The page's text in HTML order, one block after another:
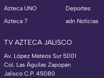
Azteca UNO
Azteca 7
Deportes
adn Noticias
TV AZTECA JALISCO
Av. López Mateos Sur 5001
Col. Las Águilas Zapopan
Jalisco C.P. 45080